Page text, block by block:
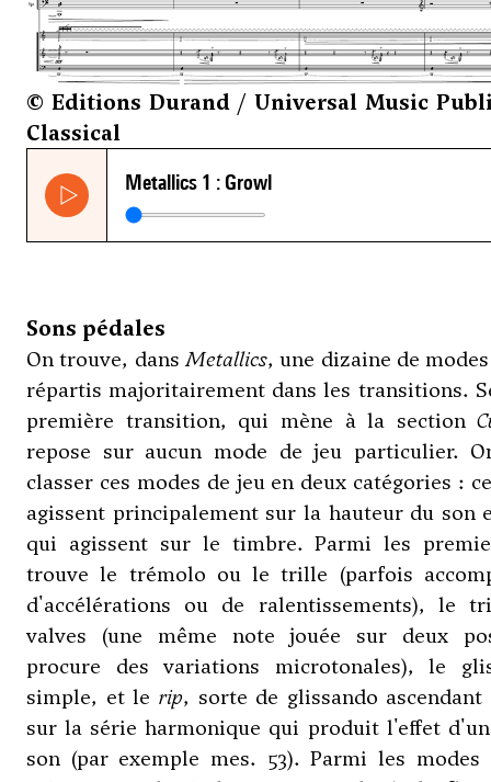
© Editions Durand / Universal Music
Classical
Sons pédales
On trouve, dansMetallics, une dizaine de
répartis majoritairement dans les transitions.
première transition, qui mène à la section
repose sur aucun mode de jeu particulier.
classer ces modes de jeu en deux catégories :
agissent principalement sur la hauteur du son
qui agissent sur le timbre. Parmi les
trouve le trémolo ou le trille (parfois
d'accélérations ou de ralentissements), le
valves (une même note jouée sur deux
procure des variations microtonales), le
simple, et le rip, sorte de glissando ascendant
sur la série harmonique qui produit l'effet
son (par exemple mes. 53). Parmi les modes